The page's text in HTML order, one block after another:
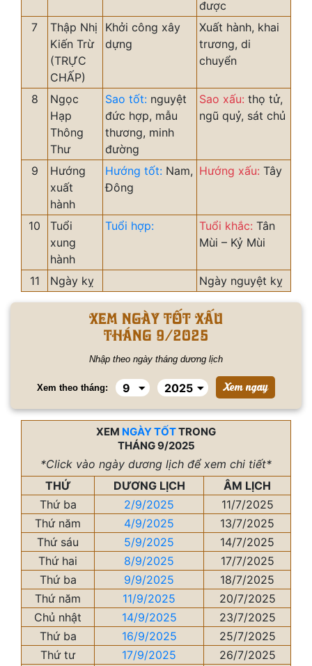
được
7
Thập Nhị
Kiến Trừ
(TRỰC
CHẤP)
Khởi công xây
dựng
Xuất hành, khai
trương, di
chuyển
8
Ngọc
Hạp
Thông
Thư
Sao tốt: nguyệt
đức hợp, mẫu
thương, minh
đường
Sao xấu: thọ tử,
ngũ quỷ, sát chủ
9
Hướng
xuất
hành
Hướng tốt: Nam,
Đông
Hướng xấu: Tây
10
Tuổi
xung
hành
Tuổi hợp: Tuổi khắc: Tân
Mùi – Kỷ Mùi
11 Ngày kỵ Ngày nguyệt kỵ
Xem ngày tốt xấu
tháng 9/2025
Nhập theo ngày tháng dương lịch
Xem theo tháng:
XEM NGÀY TỐTTRONG
THÁNG 9/2025
*Click vào ngày dương lịch để xem chi tiết*
THỨ
DƯƠNG LỊCH
ÂM LỊCH
Thứ ba
2/9/2025
11/7/2025
Thứ năm
4/9/2025
13/7/2025
Thứ sáu
5/9/2025
14/7/2025
Thứ hai
8/9/2025
17/7/2025
Thứ ba
9/9/2025
18/7/2025
Thứ năm
11/9/2025
20/7/2025
Chủ nhật
14/9/2025
23/7/2025
Thứ ba
16/9/2025
25/7/2025
Thứ tư
17/9/2025
26/7/2025